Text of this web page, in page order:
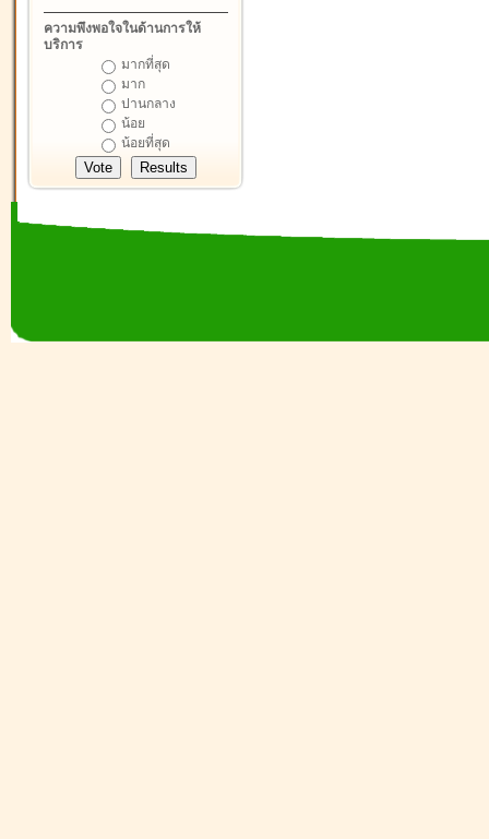
ความพึงพอใจในด้านการให้
บริการ
มากที่สุด
มาก
ปานกลาง
น้อย
น้อยที่สุด